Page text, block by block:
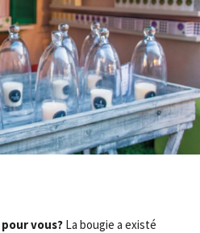
vous? La bougie a existé